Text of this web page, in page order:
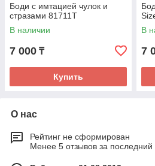
Боди с имтацией чулок и
стразами 81711T
В наличии
7 000 ₸
Купить
В
7
О нас
Рейтинг не сформирован
Менее 5 отзывов за последний